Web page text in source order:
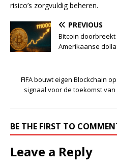
risico’s zorgvuldig beheren.
PREVIOUS
Bitcoin doorbreekt
Amerikaanse
FIFA bouwt eigen Blockchain
signaal voor de toekomst
BE THE FIRST TO
Leave a Reply